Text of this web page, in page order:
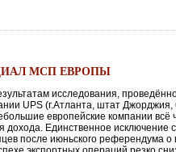
МСП ЕВРОПЫ
исследования,
UPS (г.Атланта, штат
европейские компании
дохода. Единственное исключение
после июньского референдума